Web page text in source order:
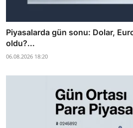
Piyasalarda gün sonu: Dolar,
oldu?...
06.08.2026 18:20